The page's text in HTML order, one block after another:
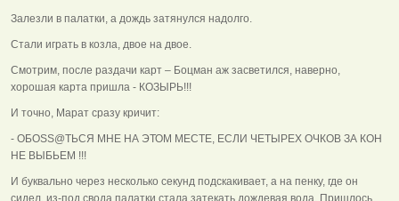
Залезли в палатки, а дождь затянулся надолго.
Стали играть в козла, двое на двое.
Смотрим, после раздачи карт – Боцман аж засветился, наверно,
хорошая карта пришла - КОЗЫРЬ!!!
И точно, Марат сразу кричит:
- ОБОSS@ТЬСЯ МНЕ НА ЭТОМ МЕСТЕ, ЕСЛИ ЧЕТЫРЕХ ОЧКОВ ЗА КОН
НЕ ВЫБЬЕМ !!!
И буквально через несколько секунд подскакивает, а на пенку, где он
сидел, из-под свода палатки стала затекать дождевая вода. Пришлось